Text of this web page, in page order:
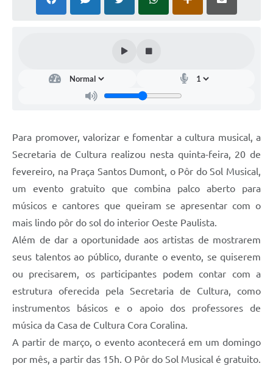
Para promover, valorizar e fomentar a cultura musical, a
Secretaria de Cultura realizou nesta quinta-feira, 20 de
fevereiro, na Praça Santos Dumont, o Pôr do Sol Musical,
um evento gratuito que combina palco aberto para
músicos e cantores que queiram se apresentar com o
mais lindo pôr do sol do interior Oeste Paulista.
Além de dar a oportunidade aos artistas de mostrarem
seus talentos ao público, durante o evento, se quiserem
ou precisarem, os participantes podem contar com a
estrutura oferecida pela Secretaria de Cultura, como
instrumentos básicos e o apoio dos professores de
música da Casa de Cultura Cora Coralina.
A partir de março, o evento acontecerá em um domingo
por mês, a partir das 15h. O Pôr do Sol Musical é gratuito.